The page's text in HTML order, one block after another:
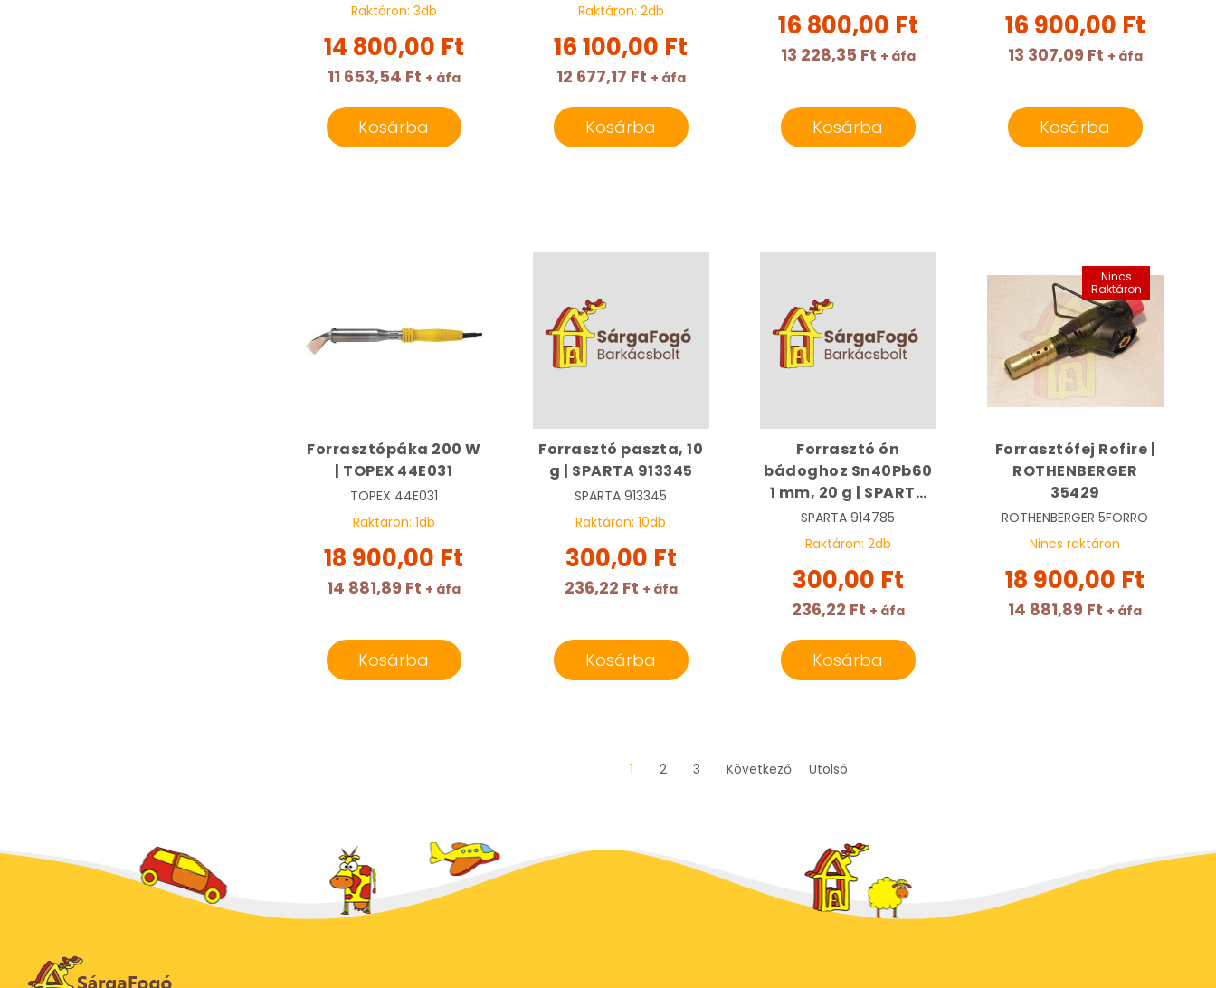
Raktáron: 3db
14 800,00 Ft
11 653,54 Ft + áfa
Kosárba
Raktáron: 2db
16 100,00 Ft
12 677,17 Ft + áfa
Kosárba
16 800,00 Ft
13 228,35 Ft + áfa
Kosárba
16 900,00 Ft
13 307,09 Ft + áfa
Kosárba
Forrasztópáka 200 W
| TOPEX 44E031
TOPEX 44E031
Raktáron: 1db
18 900,00 Ft
14 881,89 Ft + áfa
Kosárba
Forrasztó paszta, 10
g | SPARTA 913345
SPARTA 913345
Raktáron:10db
300,00 Ft
236,22 Ft + áfa
Kosárba
Forrasztó ón
bádoghoz Sn40Pb60
1 mm, 20 g | SPARTA
914785
SPARTA 914785
Raktáron: 2db
300,00 Ft
236,22 Ft + áfa
Kosárba
Nincs
Raktáron
Forrasztófej Rofire |
ROTHENBERGER
35429
ROTHENBERGER 5FORRO
Nincs raktáron
18 900,00 Ft
14 881,89 Ft + áfa
1 2 3 Következő Utolsó